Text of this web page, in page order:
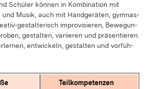
Schü­ler kön­nen in Kom­bi­na­ti­on mit
und Mu­sik, auch mit Hand­ge­rä­ten, gym­nas­
ge­stal­te­risch im­pro­vi­sie­ren, Be­we­gun­
ge­stal­ten, va­ri­ie­ren und prä­sen­tie­ren.
ent­wi­ckeln, ge­stal­ten und vor­füh­
Teil­kom­pe­ten­zen